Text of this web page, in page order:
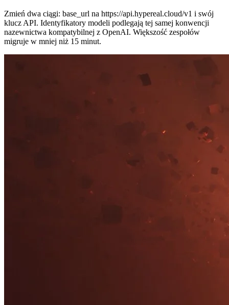
Zmień dwa ciągi: base_url na https://api.hypereal.cloud/v1 i swój
klucz API. Identyfikatory modeli podlegają tej samej konwencji
nazewnictwa kompatybilnej z OpenAI. Większość zespołów
migruje w mniej niż 15 minut.